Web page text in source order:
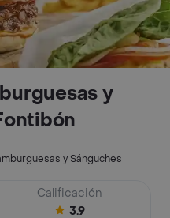
y
y Sánguches
Calificación
3.9